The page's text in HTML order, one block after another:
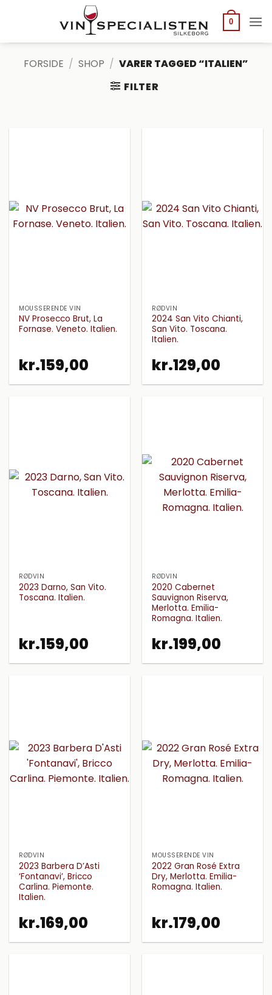
0
FORSIDE / SHOP / VARER TAGGED “ITALIEN”
FILTER
MOUSSERENDE VIN
NV Prosecco Brut, La
Fornase. Veneto. Italien.
kr.159,00
RØDVIN
2024 San Vito Chianti,
San Vito. Toscana.
Italien.
kr.129,00
RØDVIN
2023 Darno, San Vito.
Toscana. Italien.
kr.159,00
RØDVIN
2020 Cabernet
Sauvignon Riserva,
Merlotta. Emilia-
Romagna. Italien.
kr.199,00
RØDVIN
2023 Barbera D’Asti
‘Fontanavi’, Bricco
Carlina. Piemonte.
Italien.
kr.169,00
MOUSSERENDE VIN
2022 Gran Rosé Extra
Dry, Merlotta. Emilia-
Romagna. Italien.
kr.179,00